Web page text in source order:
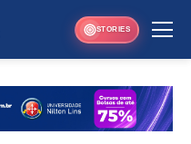
STORIES